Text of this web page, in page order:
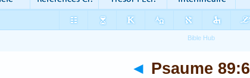
◄ Psaume 89:6